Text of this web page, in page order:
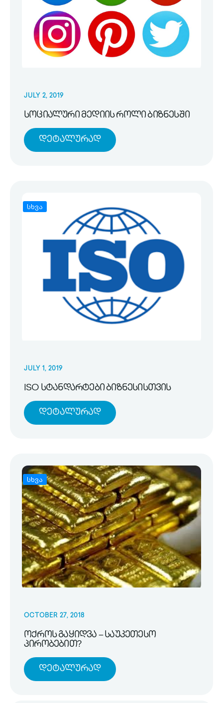
JULY 2, 2019
სოციალური მედიის როლი ბიზნესში
Დეტალურად
სხვა
JULY 1, 2019
ISO სტანდარტები ბიზნესისთვის
Დეტალურად
სხვა
OCTOBER 27, 2018
ოქროს გაყიდვა – საუკეთესო
პირობებით?
Დეტალურად